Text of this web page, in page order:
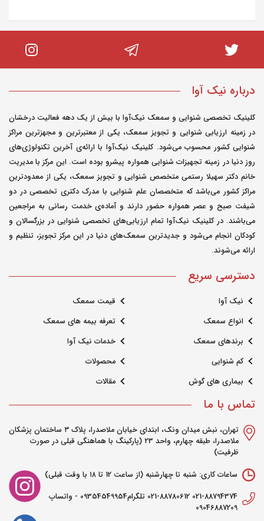
درباره نیک آوا
کلینیک تخصصی شنوایی و سمعک نیک‌آوا با بیش از یک دهه فعالیت درخشان
در زمینه ارزیابی شنوایی و تجویز سمعک، یکی از معتبرترین و مجهزترین مراکز
شنوایی کشور محسوب می‌شود. کلینیک نیک‌آوا با ارائه‌ی آخرین تکنولوژی‌های
روز دنیا در زمینه تجهیزات شنوایی همواره پیشرو بوده است. این مرکز با مدیریت
خانم دکتر سهیلا رستمی متخصص شنوایی و تجویز سمعک، یکی از معدودترین
مراکز کشور می‌باشد که متخصصان علم شنوایی با مدرک دکتری تخصصی در دو
شیفت صبح و عصر همواره حضور دارند و آماده‌ی خدمت رسانی به مراجعین
می‌باشند. در کلینیک نیک‌آوا تمام ارزیابی‌های تخصصی شنوایی در بزرگسالان و
کودکان انجام می‌شود و جدیدترین سمعک‌های دنیا در این مرکز تجویز، تنظیم و
ارائه می‌شوند.
دسترسی سریع
نیک آوا
انواع سمعک
برندهای سمعک
کم شنوایی
بیماری های گوش
قیمت سمعک
تعرفه بیمه های سمعک
خدمات نیک آوا
محصولات
مقالات
تماس با ما
تهران، نبش میدان ونک، ابتدای خیابان ملاصدرا، پلاک ۳ ساختمان پزشکان
ملاصدرا، طبقه چهارم، واحد ۲3 (پارکینگ با هماهنگی قبلی در صورت
ظرفیت)
ساعات کاری: شنبه تا چهارشنبه (از ساعت 12 تا ۱۸ با وقت قبلی)
021-88794374 021-88780612 تلگرام09354549954 - واتساپ
09046887209